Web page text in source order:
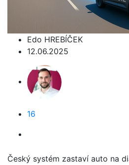
Edo HREBÍČEK
12.06.2025
16
Český systém zastaví auto na